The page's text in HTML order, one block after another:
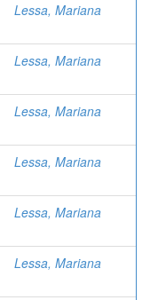
Lessa, Mariana
Lessa, Mariana
Lessa, Mariana
Lessa, Mariana
Lessa, Mariana
Lessa, Mariana